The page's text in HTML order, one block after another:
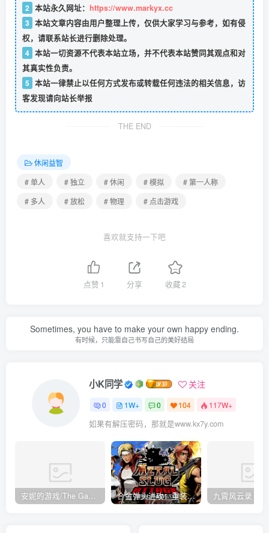
2 本站永久网址： https://www.markyx.cc
3 本站文章内容由用户整理上传，仅供大家学习与参考，如有侵
权，请联系站长进行删除处理。
4 本站一切资源不代表本站立场，并不代表本站赞同其观点和对
其真实性负责。
5 本站一律禁止以任何方式发布或转载任何违法的相关信息，访
客发现请向站长举报
THE END
休闲益智
# 单人
# 独立 # 休闲 # 模拟
# 第一人称
# 多人
# 放松 # 物理 # 点击游戏
喜欢就支持一下吧
点赞 1 分享 收藏2
Sometimes, you have to make your own happy ending.
有时候，只能靠自己书写自己的美好结局
小K同学 关注
0 1W+ 0 104 117W+
如果有解压密码，那就是www.kx7y.com
合金弹头进攻：重装上阵/METAL SLUG ATTACK RELOADED Build.16214511|策略模拟|容量2.7GB|免安装绿色中文版